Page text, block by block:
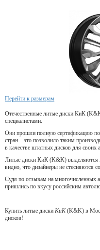
Перейти к размерам
Отечественные литые диски КиК
специалистами.
Они прошли полную сертификацию по
стран – это позволило таким
в качестве штатных дисков для своих
Литые диски КиК (K&K) выделяются
видно, что дизайнеры не стесняются
Судя по отзывам на
пришлись по вкусу российским
Купить литые диски КиК(K&K) в
дисков!